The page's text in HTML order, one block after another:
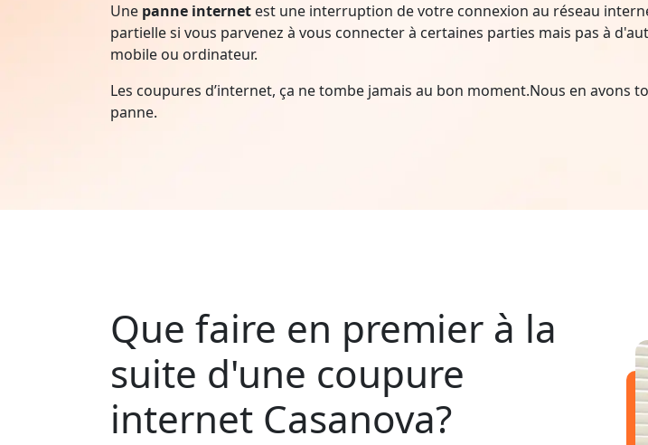
Une panne internet est une interruption de votre connexion au réseau
partielle si vous parvenez à vous connecter à certaines parties mais pas à
mobile ou ordinateur.
Les coupures d’internet, ça ne tombe jamais au bon moment.Nous en avons
panne.
Que faire en premier à la
suite d'une coupure
internet Casanova?